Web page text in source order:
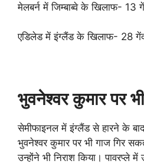
मेलबर्न में जिम्बाब्वे के खिलाफ- 13
एडिलेड में इंग्लैंड के खिलाफ- 28
भुवनेश्वर कुमार पर
सेमीफाइनल में इंग्लैंड से हारने के
भुवनेश्वर कुमार पर भी गाज गिर
उन्होंने भी निराश किया। पावरप्ले